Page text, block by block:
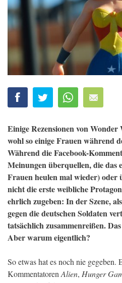
Einige Rezensionen von Wonder
wohl so einige Frauen während
Während die Facebook-
Meinungen überquellen, die das
Frauen heulen mal wieder) oder
nicht die erste weibliche
ehrlich zugeben: In der Szene,
gegen die deutschen Soldaten
tatsächlich zusammenreißen.
Aber warum eigentlich?
So etwas hat es noch nie gegeben.
Kommentatoren Alien, Hunger